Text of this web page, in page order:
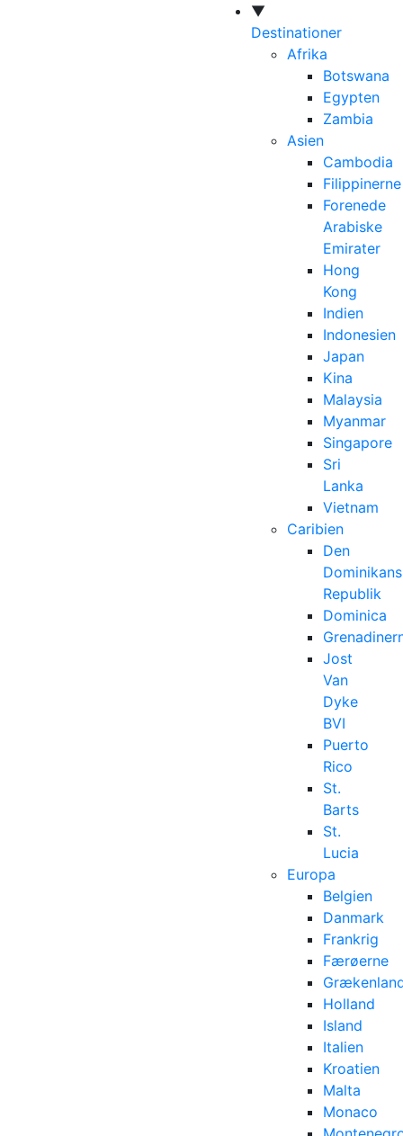
▼
Destinationer
Afrika
Botswana
Egypten
Zambia
Asien
Cambodia
Filippinerne
Forenede
Arabiske
Emirater
Hong
Kong
Indien
Indonesien
Japan
Kina
Malaysia
Myanmar
Singapore
Sri
Lanka
Vietnam
Caribien
Den
Republik
Dominica
Jost
Van
Dyke
BVI
Puerto
Rico
St.
Barts
St.
Lucia
Europa
Belgien
Danmark
Frankrig
Færøerne
Holland
Island
Italien
Kroatien
Malta
Monaco